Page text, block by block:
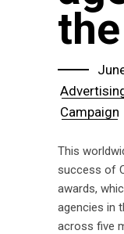
Campaign
This
success of
awards,
agencies in
across five